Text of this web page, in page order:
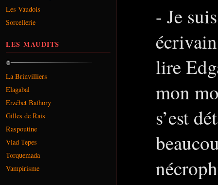
Les Vaudois
Sorcellerie
LES MAUDITS
La Brinvilliers
Elagabal
Erzébet Bathory
Gilles de Rais
Raspoutine
Vlad Tepes
Torquemada
Vampirisme
- Je
lire
mon
s’est